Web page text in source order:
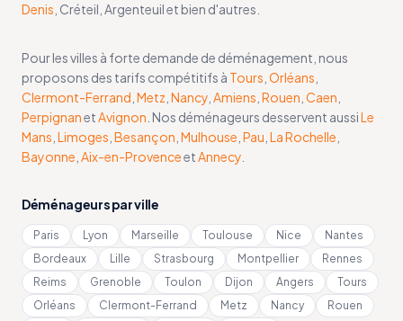
Denis , Créteil, Argenteuil et bien d'autres.
Pour les villes à forte demande de déménagement, nous
proposons des tarifs compétitifs à Tours Orléans
Clermont-Ferrand Metz Nancy Amiens Rouen Caen
PerpignanetAvignon . Nos déménageurs desservent aussiLe
Mans Limoges Besançon Mulhouse Pau La Rochelle
Bayonne Aix-en-ProvenceetAnnecy
Déménageurs par ville
Paris Lyon Marseille Toulouse Nice
Nantes
Bordeaux
Lille Strasbourg Montpellier
Rennes
Reims
Grenoble Toulon Dijon Angers
Tours
Orléans
Clermont-Ferrand Metz Nancy
Rouen